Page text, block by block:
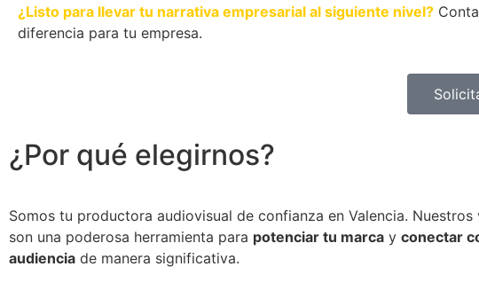
¿Listo para llevar tu narrativa empresarial al siguiente nivel?
diferencia para tu empresa.
¿Por qué elegirnos?
Somos tu productora audiovisual de confianza en Valencia. Nuestros
son una poderosa herramienta para potenciar tu marca y conectar
audiencia de manera significativa.